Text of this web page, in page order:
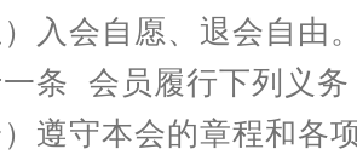
）入会自愿、退会自由
条 会员履行下列义务
）遵守本会的章程和各